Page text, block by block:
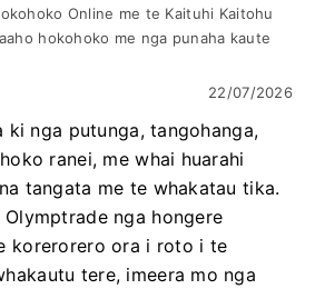
Online me te Kaituhi Kaitohu
hokohoko me nga punaha kaute
22/07/2026
ki nga putunga, tangohanga,
ranei, me whai huarahi
tangata me te whakatau tika.
nga hongere
korerorero ora i roto i te
tere, imeera mo nga